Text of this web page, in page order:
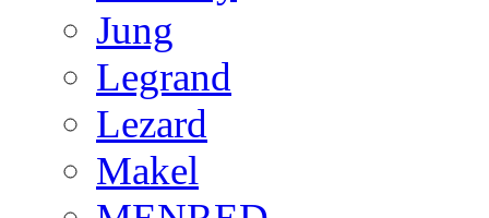
Jung
Legrand
Lezard
Makel